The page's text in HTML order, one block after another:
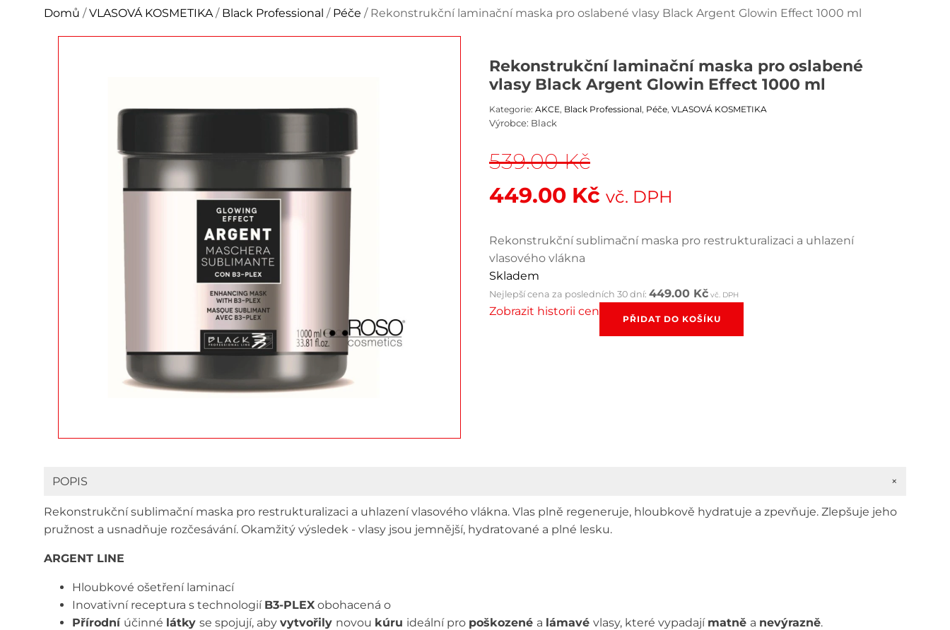
Domů /VLASOVÁ KOSMETIKA / Black Professional / Péče / Rekonstrukční laminační maska pro oslabené vlasy Black Argent Glowin Effect 1000 ml
Rekonstrukční laminační maska pro oslabené
vlasy Black Argent Glowin Effect 1000 ml
Kategorie: AKCE Black Professional Péče VLASOVÁ KOSMETIKA
Výrobce: Black
539.00Kč
Původní
byla:
539.00 Kč.
449.00 Kč Aktuální
449.00 Kč.
vč. DPH
Rekonstrukční sublimační maska pro restrukturalizaci a uhlazení
vlasového vlákna
Skladem
Nejlepší cena za posledních 30 dní: 449.00 Kč vč. DPH
Zobrazit historii cen Rekonstrukční
PŘIDAT DO KOŠÍKU
POPIS +
Rekonstrukční sublimační maska pro restrukturalizaci a uhlazení vlasového vlákna. Vlas plně regeneruje, hloubkově hydratuje a zpevňuje. Zlepšuje jeho
pružnost a usnadňuje rozčesávání. Okamžitý výsledek - vlasy jsou jemnější, hydratované a plné lesku.
ARGENT LINE
Hloubkové ošetření laminací​
Inovativní receptura s technologií B3-PLEX obohacená o​
Přírodní účinné látky se spojují, aby vytvořily novou kúru ideální pro poškozené a lámavé vlasy, které vypadají matně a nevýrazně.​